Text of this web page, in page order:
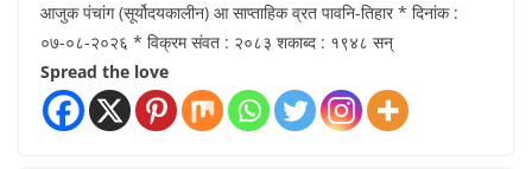
आजुक पंचांग (सूर्योदयकालीन) आ साप्ताहिक व्रत पावनि-तिहार * दिनांक :
०७-०८-२०२६ * विक्रम संवत : २०८३ शकाब्द : १९४८ सन्
Spread the love